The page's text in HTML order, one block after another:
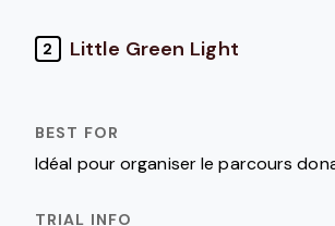
2 Little Green Light
Idéal pour organiser le parcours